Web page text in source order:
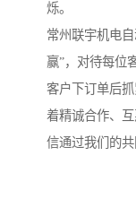
烁。
常州联宇机电
赢”，对待每位
客户下订单后
着精诚合作、
信通过我们的共